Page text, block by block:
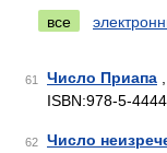
все
61 Число Приапа
ISBN:978-5-
62 Число